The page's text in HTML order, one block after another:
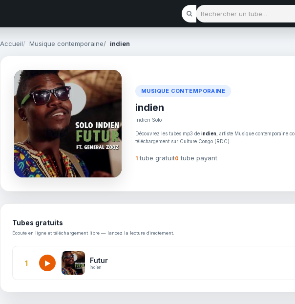
Rechercher un tube
Accueil Musique contemporaine indien
MUSIQUE CONTEMPORAINE
indien
indien Solo
Découvrez les tubes mp3 de indien , artiste Musique contemporaine
téléchargement sur Culture Congo (RDC).
1 tube gratuit0 tube payant
Tubes gratuits
Écoute en ligne et téléchargement libre — lancez la lecture directement.
1 Futur
indien